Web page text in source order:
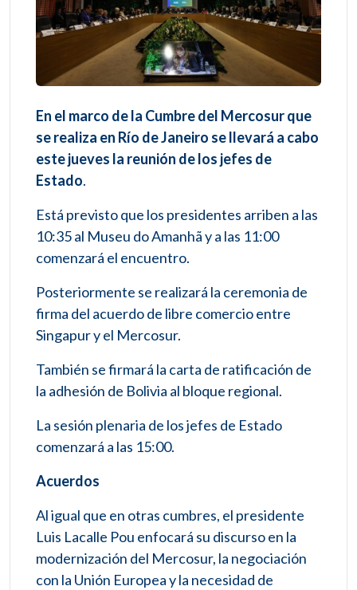
En el marco de la Cumbre del Mercosur que
se realiza en Río de Janeiro se llevará a cabo
este jueves la reunión de los jefes de
Estado.
Está previsto que los presidentes arriben a las
10:35 al Museu do Amanhã y a las 11:00
comenzará el encuentro.
Posteriormente se realizará la ceremonia de
firma del acuerdo de libre comercio entre
Singapur y el Mercosur.
También se firmará la carta de ratificación de
la adhesión de Bolivia al bloque regional.
La sesión plenaria de los jefes de Estado
comenzará a las 15:00.
Acuerdos
Al igual que en otras cumbres, el presidente
Luis Lacalle Pou enfocará su discurso en la
modernización del Mercosur, la negociación
con la Unión Europea y la necesidad de